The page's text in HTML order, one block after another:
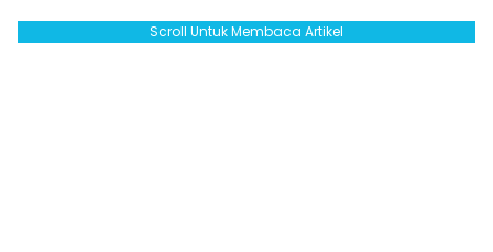
Scroll Untuk Membaca Artikel